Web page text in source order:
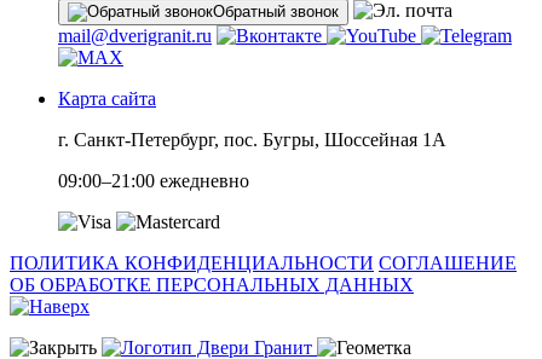
Обратный звонок
mail@dverigranit.ru
Карта сайта
г. Санкт-Петербург, пос. Бугры, Шоссейная 1А
09:00–21:00 ежедневно
ПОЛИТИКА КОНФИДЕНЦИАЛЬНОСТИ СОГЛАШЕНИЕ
ОБ ОБРАБОТКЕ ПЕРСОНАЛЬНЫХ ДАННЫХ